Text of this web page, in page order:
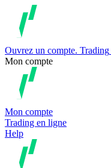
Ouvrez un compte. Trading
Mon compte
Mon compte
Trading en ligne
Help